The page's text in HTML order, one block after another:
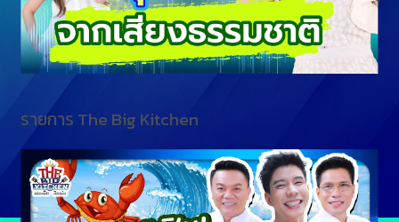
รายการ The Big Kitchen